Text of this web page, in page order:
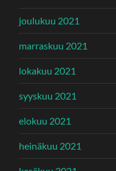
joulukuu 2021
marraskuu 2021
lokakuu 2021
syyskuu 2021
elokuu 2021
heinäkuu 2021